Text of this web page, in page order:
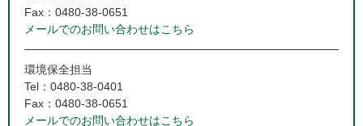
Fax：0480-38-0651
メールでのお問い合わせはこちら
環境保全担当
Tel：0480-38-0401
Fax：0480-38-0651
メールでのお問い合わせはこちら